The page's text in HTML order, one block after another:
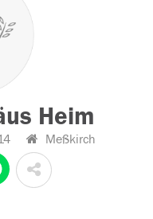
Heim
Meßkirch